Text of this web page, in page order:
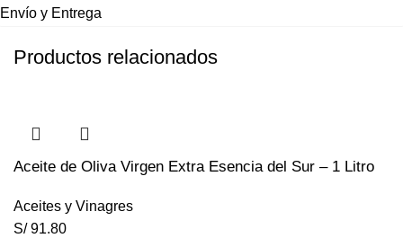
Envío y Entrega
Productos relacionados
Aceite de Oliva Virgen Extra Esencia del Sur – 1 Litro
Aceites y Vinagres
S/91.80